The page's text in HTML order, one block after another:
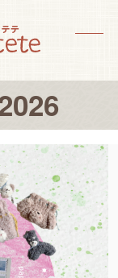
ニ
ー
開
く
ニ
ー
閉
じ
る